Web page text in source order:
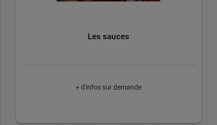
Les sauces
+ d'infos sur demande